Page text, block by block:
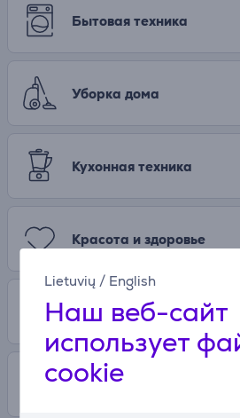
Lietuvių / English
Наш веб-сайт
использует
cookie
Бытовая техника
Уборка дома
Кухонная техника
Красота и здоровье
Развлечения
Свободное время